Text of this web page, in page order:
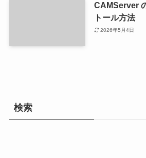
CAMServer
トール方法
2026年5月4日
検索